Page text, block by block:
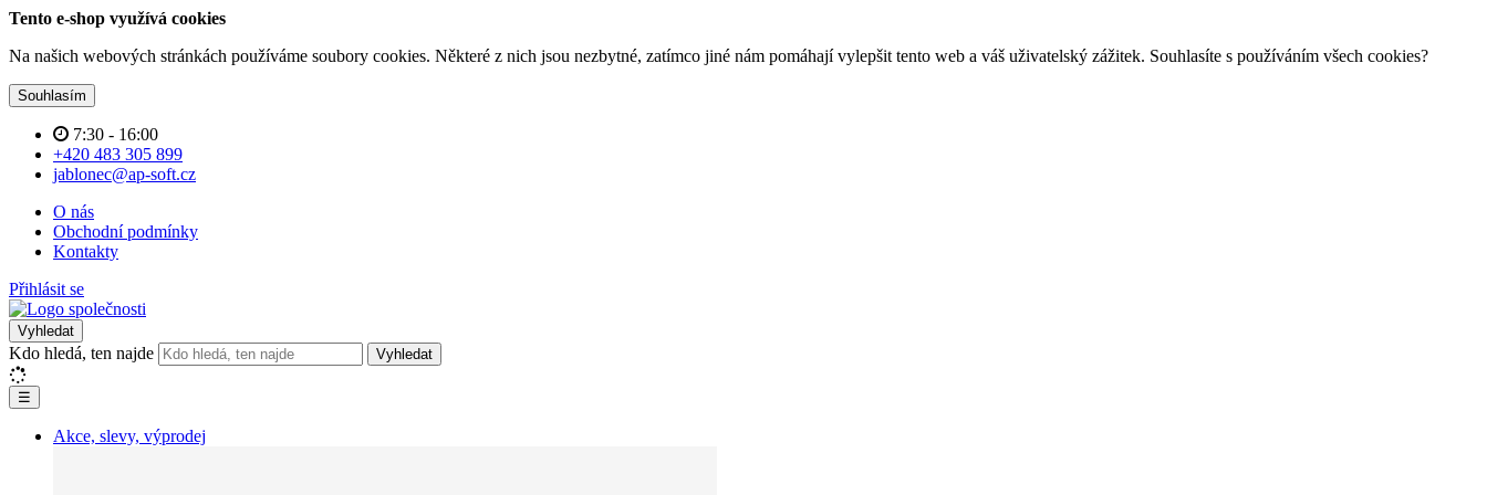
Tento e-shop využívá cookies
Na našich webových stránkách používáme soubory cookies. Některé z nich jsou nezbytné, zatímco jiné nám pomáhají vylepšit tento web a váš uživatelský zážitek. Souhlasíte s používáním všech cookies?
Souhlasím
7:30 - 16:00
+420 483 305 899
jablonec@ap-soft.cz
O nás
Obchodní podmínky
Kontakty
Přihlásit se
Vyhledat
Kdo hledá, ten najde Vyhledat
☰
Akce, slevy, výprodej